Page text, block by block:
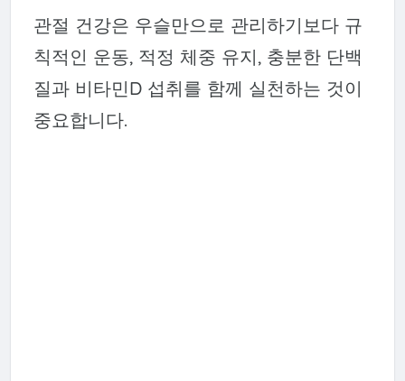
관절 건강은 우슬만으로 관리하기보다 규
칙적인 운동, 적정 체중 유지, 충분한 단백
질과 비타민D 섭취를 함께 실천하는 것이
중요합니다.